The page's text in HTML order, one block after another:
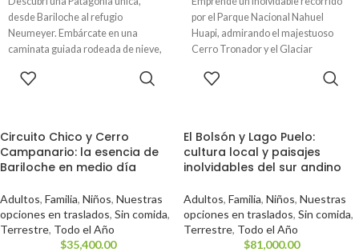
desde Bariloche al refugio
Neumeyer. Embárcate en una
caminata guiada rodeada de nieve,
deleitate con un almuerzo
naturaleza. ✅ Reservá tu lugar hoy
pagando solo la seña — el saldo lo
abonás recién el día de la excursión.
por el Parque Nacional Nahuel
Huapi, admirando el majestuoso
Cerro Tronador y el Glaciar
que combina la belleza natural con la
Circuito Chico y Cerro
Campanario: la esencia de
Bariloche en medio día
Adultos, Familia, Niños, Nuestras
opciones en traslados, Sin comida,
Terrestre, Todo el Año
$35,400.00
El Bolsón y Lago Puelo:
cultura local y paisajes
inolvidables del sur andino
Adultos, Familia, Niños, Nuestras
opciones en traslados, Sin comida,
Terrestre, Todo el Año
$81,000.00